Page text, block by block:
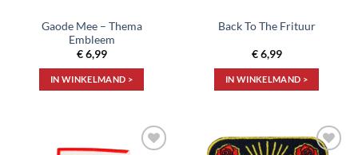
Gaode Mee – Thema
Embleem
€6,99
IN WINKELMAND >
Back To The Frituur
€6,99
IN WINKELMAND >